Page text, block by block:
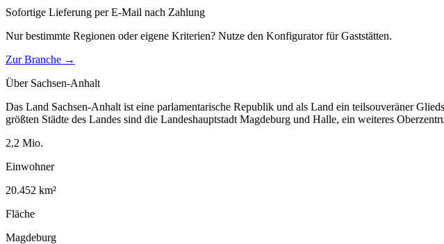
Sofortige Lieferung per E-Mail nach Zahlung
Nur bestimmte Regionen oder eigene Kriterien? Nutze den Konfigurator fürGaststätten.
Zur Branche →
Über Sachsen-Anhalt
Das Land Sachsen-Anhalt ist eine parlamentarische Republik und als Land ein teilsouveräner
größten Städte des Landes sind die Landeshauptstadt Magdeburg und Halle, ein weiteres
2,2 Mio.
Einwohner
20.452 km²
Fläche
Magdeburg